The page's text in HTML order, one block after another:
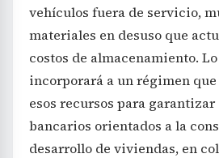
vehículos fuera de servicio,
materiales en desuso que
costos de almacenamiento.
incorporará a un régimen
esos recursos para
bancarios orientados a la
desarrollo de viviendas, en